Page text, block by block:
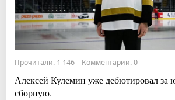
Прочитали: 1 146 Комментарии: 0
Алексей Кулемин уже дебютировал за
сборную.